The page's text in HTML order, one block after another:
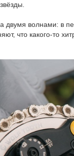
двумя волнами: в
что какого-то